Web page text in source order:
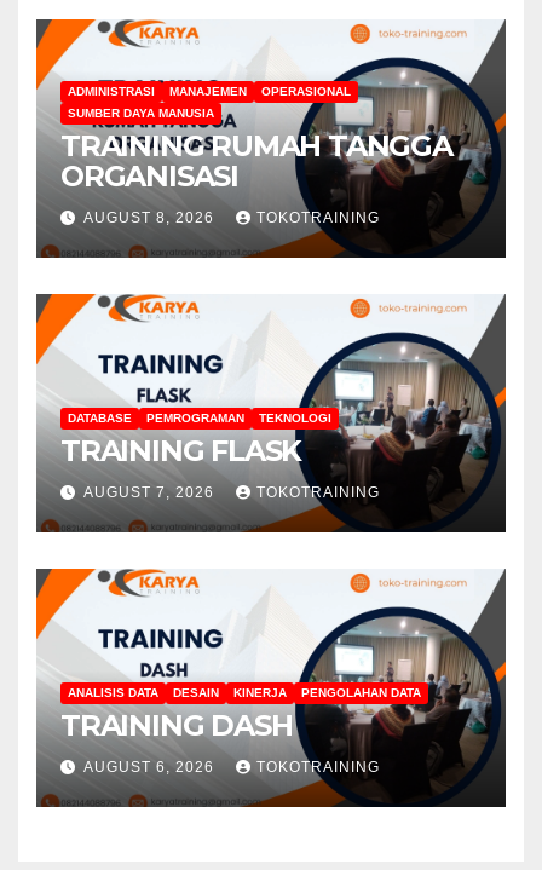
ADMINISTRASI MANAJEMEN
OPERASIONAL
SUMBER DAYA MANUSIA
TRAINING RUMAH TANGGA
ORGANISASI
AUGUST 8, 2026 TOKOTRAINING
DATABASE PEMROGRAMAN TEKNOLOGI
TRAINING FLASK
AUGUST 7, 2026 TOKOTRAINING
ANALISIS DATA DESAIN KINERJA PENGOLAHAN DATA
TRAINING DASH
AUGUST 6, 2026 TOKOTRAINING